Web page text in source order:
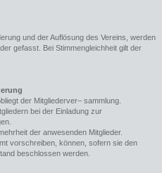
und der Auflösung des Vereins, werden
gefasst. Bei Stimmengleichheit gilt der
der Mitgliederver– sammlung.
bei der Einladung zur
der anwesenden Mitglieder.
vorschreiben, können, sofern sie den
beschlossen werden.